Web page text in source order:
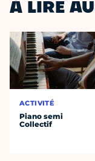
À LIRE
ACTIVITÉ
Piano semi
Collectif